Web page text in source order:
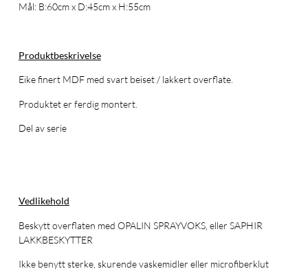
Mål: B:60cm x D:45cm x H:55cm
Produktbeskrivelse
Eike finert MDF med svart beiset / lakkert overflate.
Produktet er ferdig montert.
Del av serie
Vedlikehold
Beskytt overflaten med OPALIN SPRAYVOKS, eller SAPHIR
LAKKBESKYTTER
Ikke benytt sterke, skurende vaskemidler eller microfiberklut